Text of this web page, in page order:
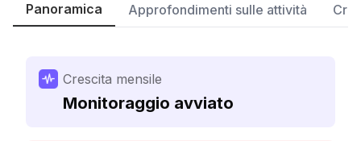
Panoramica Approfondimenti sulle attività
Crescita mensile
Monitoraggio avviato